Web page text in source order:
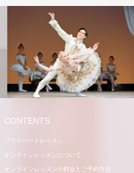
講師
CONTENTS
プライベートレッスン
オンラインレッスンについて
オンラインレッスンの料金とご予約方法